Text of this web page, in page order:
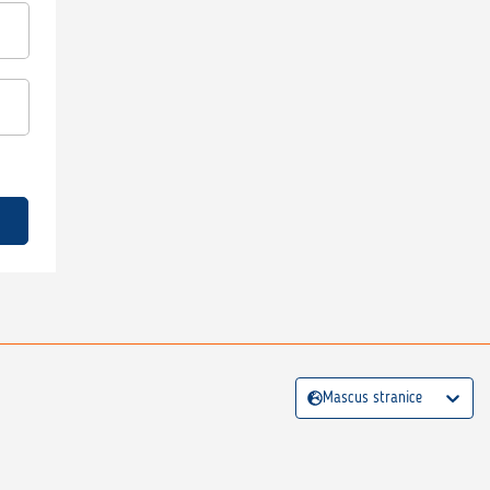
Mascus stranice